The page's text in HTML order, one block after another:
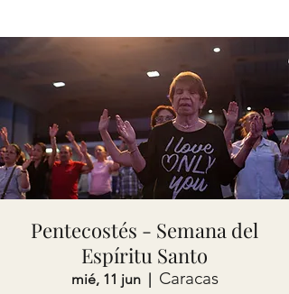
Pentecostés - Semana del
Espíritu Santo
mié, 11 jun
  |
Caracas